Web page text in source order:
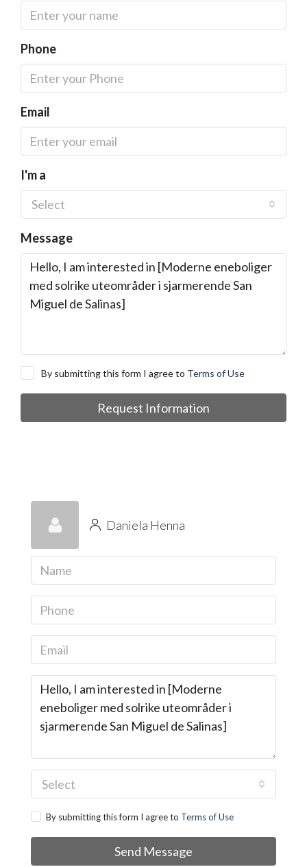
Phone
Email
I'm a
Select
Message
By submitting this form I agree to Terms of Use
Request Information
Daniela Henna
Select
By submitting this form I agree to Terms of Use
Send Message